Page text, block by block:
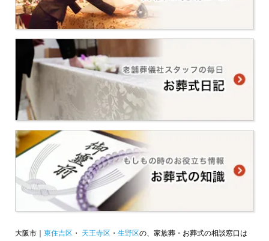
大阪市｜ 東住吉区 ・ 天王寺区 ・ 生野区の、家族葬・お葬式の相談窓口は